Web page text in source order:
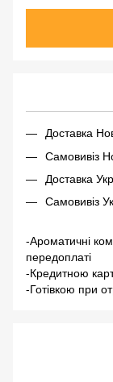
Доставка
Самовивіз
Доставка
Самовивіз
-Ароматичні
передоплаті
-Кредитною
-Готівкою при